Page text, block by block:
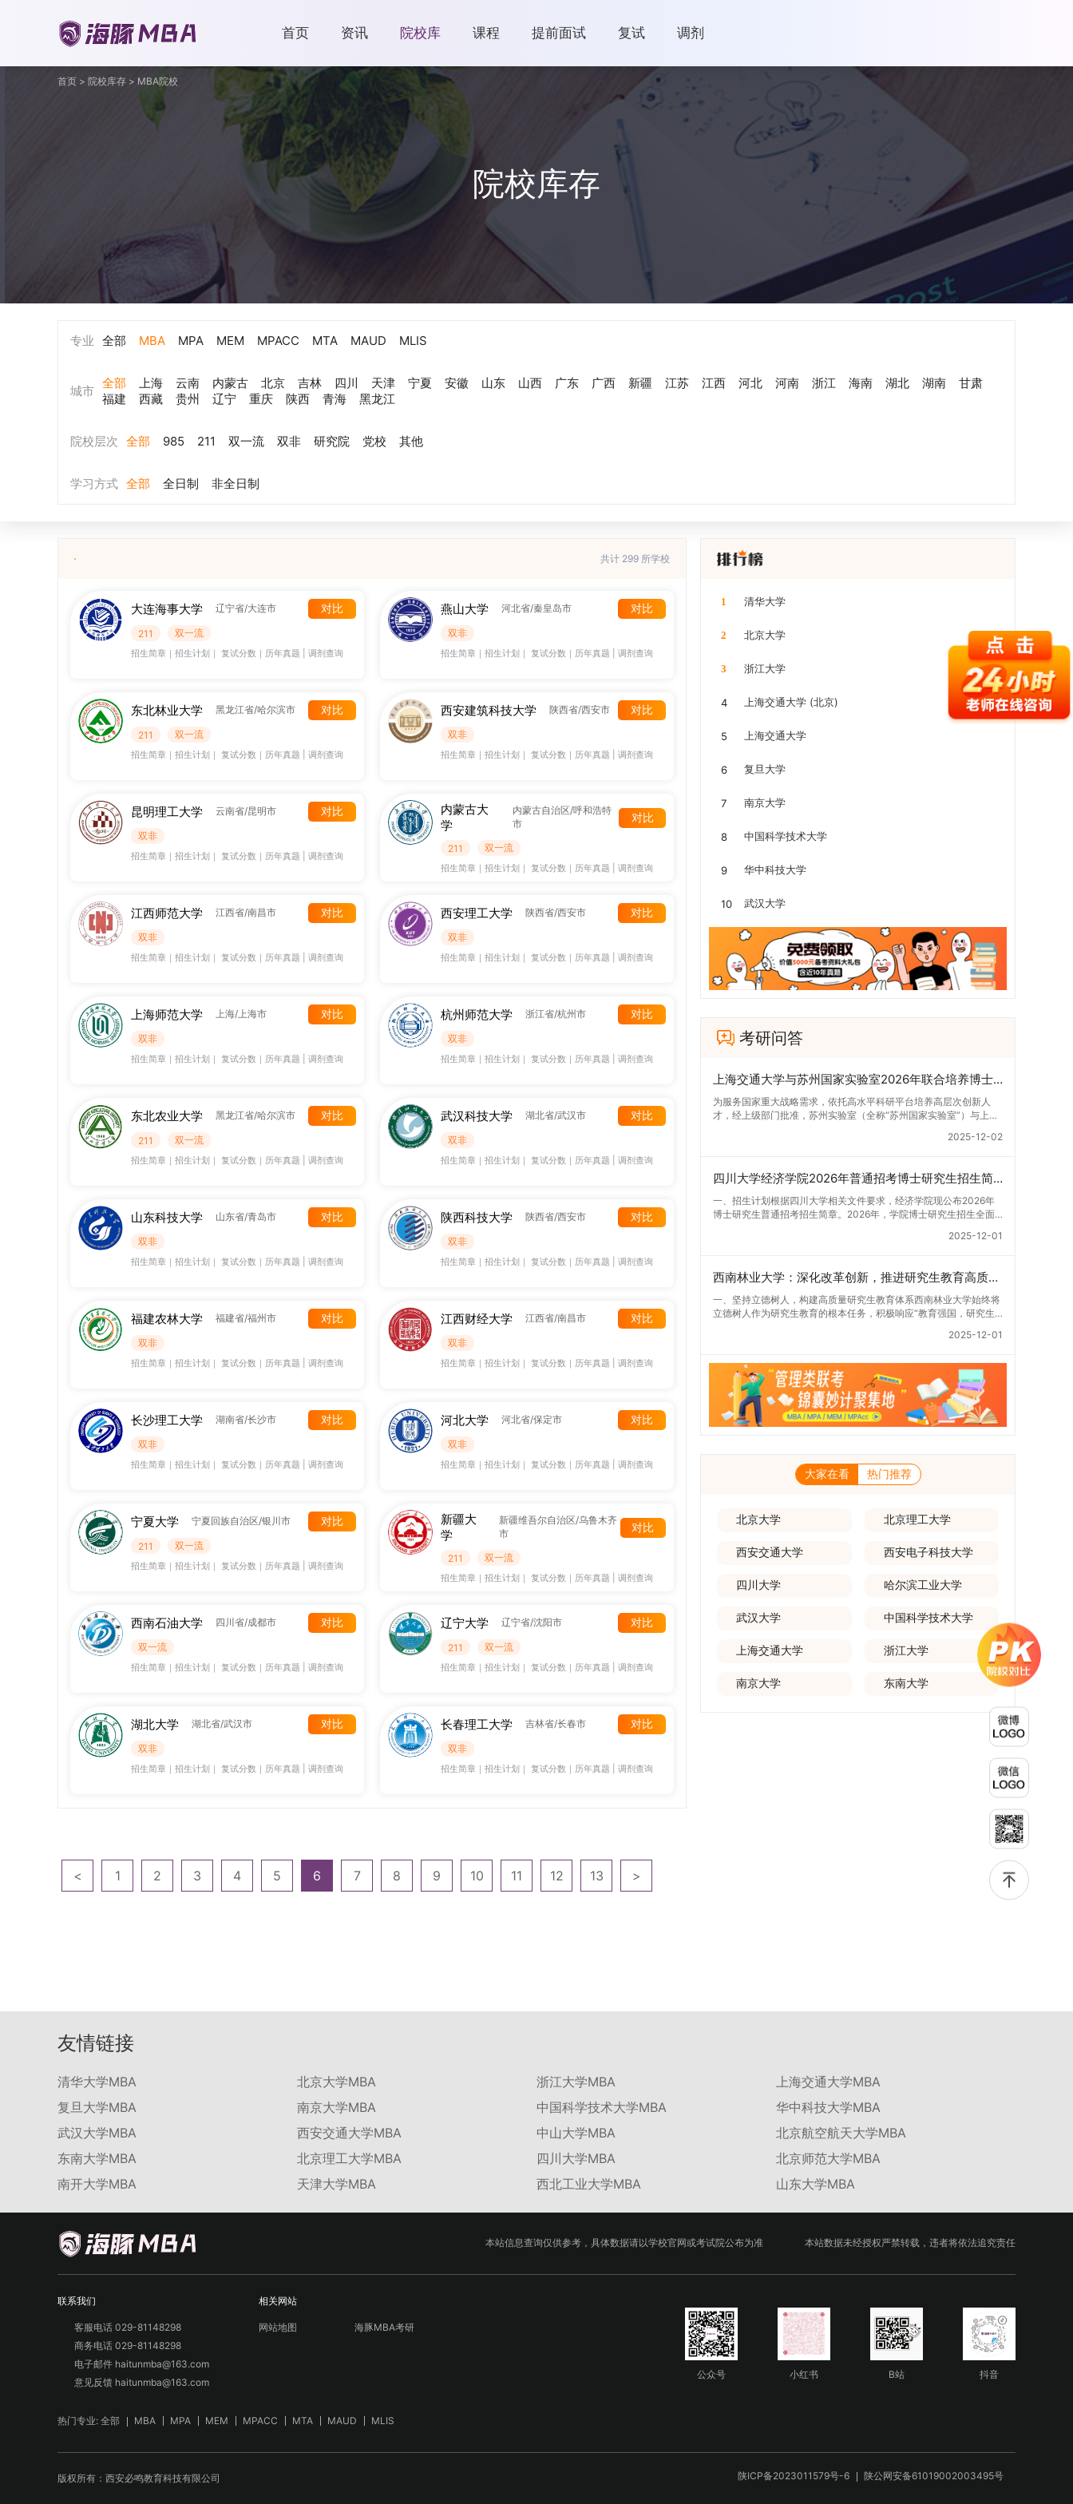
首页 资讯 院校库 课程 提前面试 复试 调剂
首页 > 院校库存 > MBA院校
院校库存
专业 全部 MBA MPA MEM MPACC MTA MAUD MLIS
城市
全部 上海 云南 内蒙古 北京 吉林 四川 天津 宁夏 安徽 山东 山西 广东 广西 新疆 江苏 江西 河北 河南 浙江 海南 湖北 湖南
甘肃
福建
西藏 贵州 辽宁 重庆 陕西 青海 黑龙江
院校层次 全部 985 211 双一流 双非 研究院 党校 其他
学习方式 全部 全日制 非全日制
共计 299 所学校
大连海事大学 辽宁省/大连市 对比
211 双一流
招生简章 ｜ 招生计划 ｜ 复试分数 ｜ 历年真题 调剂查询
燕山大学 河北省/秦皇岛市 对比
双非
招生简章 ｜ 招生计划 ｜ 复试分数 ｜ 历年真题 调剂查询
东北林业大学 黑龙江省/哈尔滨市 对比
211 双一流
招生简章 ｜ 招生计划 ｜ 复试分数 ｜ 历年真题 调剂查询
西安建筑科技大学 陕西省/西安市 对比
双非
招生简章 ｜ 招生计划 ｜ 复试分数 ｜ 历年真题 调剂查询
昆明理工大学 云南省/昆明市 对比
双非
招生简章 ｜ 招生计划 ｜ 复试分数 ｜ 历年真题 调剂查询
内蒙古大
学
内蒙古自治区/呼和浩特
市
对比
211 双一流
招生简章 ｜ 招生计划 ｜ 复试分数 ｜ 历年真题 调剂查询
江西师范大学 江西省/南昌市 对比
双非
招生简章 ｜ 招生计划 ｜ 复试分数 ｜ 历年真题 调剂查询
西安理工大学 陕西省/西安市 对比
双非
招生简章 ｜ 招生计划 ｜ 复试分数 ｜ 历年真题 调剂查询
上海师范大学 上海/上海市 对比
双非
招生简章 ｜ 招生计划 ｜ 复试分数 ｜ 历年真题 调剂查询
杭州师范大学 浙江省/杭州市 对比
双非
招生简章 ｜ 招生计划 ｜ 复试分数 ｜ 历年真题 调剂查询
东北农业大学 黑龙江省/哈尔滨市 对比
211 双一流
招生简章 ｜ 招生计划 ｜ 复试分数 ｜ 历年真题 调剂查询
武汉科技大学 湖北省/武汉市 对比
双非
招生简章 ｜ 招生计划 ｜ 复试分数 ｜ 历年真题 调剂查询
山东科技大学 山东省/青岛市 对比
双非
招生简章 ｜ 招生计划 ｜ 复试分数 ｜ 历年真题 调剂查询
陕西科技大学 陕西省/西安市 对比
双非
招生简章 ｜ 招生计划 ｜ 复试分数 ｜ 历年真题 调剂查询
福建农林大学 福建省/福州市 对比
双非
招生简章 ｜ 招生计划 ｜ 复试分数 ｜ 历年真题 调剂查询
江西财经大学 江西省/南昌市 对比
双非
招生简章 ｜ 招生计划 ｜ 复试分数 ｜ 历年真题 调剂查询
长沙理工大学 湖南省/长沙市 对比
双非
招生简章 ｜ 招生计划 ｜ 复试分数 ｜ 历年真题 调剂查询
河北大学 河北省/保定市 对比
双非
招生简章 ｜ 招生计划 ｜ 复试分数 ｜ 历年真题 调剂查询
宁夏大学 宁夏回族自治区/银川市 对比
211 双一流
招生简章 ｜ 招生计划 ｜ 复试分数 ｜ 历年真题 调剂查询
新疆大
学
新疆维吾尔自治区/乌鲁木齐
市
对比
211 双一流
招生简章 ｜ 招生计划 ｜ 复试分数 ｜ 历年真题 调剂查询
西南石油大学 四川省/成都市 对比
双一流
招生简章 ｜ 招生计划 ｜ 复试分数 ｜ 历年真题 调剂查询
辽宁大学 辽宁省/沈阳市 对比
211 双一流
招生简章 ｜ 招生计划 ｜ 复试分数 ｜ 历年真题 调剂查询
湖北大学 湖北省/武汉市 对比
双非
招生简章 ｜ 招生计划 ｜ 复试分数 ｜ 历年真题 调剂查询
长春理工大学 吉林省/长春市 对比
双非
招生简章 ｜ 招生计划 ｜ 复试分数 ｜ 历年真题 调剂查询
< 1 2 3 4 5 6 7 8 9 10 11 12 13 >
1 清华大学
2 北京大学
3 浙江大学
4 上海交通大学 (北京)
5 上海交通大学
6 复旦大学
7 南京大学
8 中国科学技术大学
9 华中科技大学
10 武汉大学
考研问答
上海交通大学与苏州国家实验室2026年联合培养博士生专项计划招生简章
为服务国家重大战略需求，依托高水平科研平台培养高层次创新人
才，经上级部门批准，苏州实验室（全称“苏州国家实验室”）与上海
目旨在选拔优秀学子，在材料及相关前沿交叉学科领域进行深度培
国家战略发展方向，培育具备科学家素养、创新精神与科研能力，系
统掌握学科前沿知识，能胜任高水平科学研究与技术开发工作的未来
领军人才。二、招生安排（一）招生学科范围涵盖材料科学与工程
（0805）、化学（0703）、电子科学与技术（0809）、材料与化
（二）招生名额2026年度具体招生规模以国家最终下达计划为准，
读与申请-考核制，将根据考生综合素质择优录取。（四）培养类别
（一）学籍管理联合培养学生学籍隶属于上海交通大学，基本修业年
限按该校研究生学籍管理办法执行。（二）培养阶段划分培养过程分
为两个主要阶段：第一阶段于上海交通大学完成课程学习；第二阶段
学位授予要求的，将获发上海交通大学博士研究生毕业证书并授予博
士学位。四、项目特色与支持条件（一）高水平科研平台学生可参与
国家重大科研项目，接触材料领域大科学装置与人工智能辅助研发平
台，获得前沿科研训练条件。（二）优质导师资源由包括院士在内的
资深科研人员组成导师团队，提供高水平学术指导，并支持参与国际
表现优异者，毕业后可优先获得苏州实验室的工作推荐机会。五、申
请条件与报名流程（一）基本申请条件不同选拔方式的申请者需满足
研究生招生的基本条件及各学院补充规定。（二）报名方式所有申请
名：本科直博生须按规定时间登录国家推荐免试服务系统完成志愿填
统，选择“国家实验室联培专项”，并选定名录内交大导师。（三）报
名时间节点本科直博生报名以学校通知为准；硕博连读与申请-考核
年3月15日至4月20日，具体时间以报考学院通知为准。（四）材料
提交申请人须按学校及报考学院要求，如实提交全部申请材料并完成
线上报名程序。六、考核与录取考核工作由上海交通大学相关学院与
苏州实验室联合组织，具体考核形式、内容及流程以学院后续公布的
方案为准。录取时将对考生进行全面考察，学术能力与思想品德并
重，报名及考核期间有违规或学术不端行为者将按有关规定处理。
（二）费用与奖助学费标准按上海交通大学相关规定执行；学生在读
期间享受学校与实验室共同提供的奖助学金待遇。（三）住宿安排课
程学习阶段由学校协调住宿；进入实验室科研阶段后，由苏州实验室
生招生章程及相关细则执行。相关推荐：上海市复旦大学MBA 华东
2025-12-02
四川大学经济学院2026年普通招考博士研究生招生简章
一、招生计划根据四川大学相关文件要求，经济学院现公布2026年
博士研究生普通招考招生简章。2026年，学院博士研究生招生全面
招生计划详见学院官网发布的《四川大学经济学院2026年博士生招
报名情况进行适当调整。除国家专项计划外，我院招收定向就业考生
的比例原则上不超过总计划的5%。全日制定向就业考生在基本修业
年限内须全脱产在校学习。二、报考流程（一）报名资格1.申请人应
拥护中国共产党的领导，品德良好，遵纪守法，身心健康，并满足
具备较强的科研能力，并展现出良好的科研发展潜力。3.提交两份由
中一份必须由报考导师出具。4.以同等学力身份报考者，其科研成果
须同时符合以下两项要求：①以第一作者身份在报考学科领域内发
表期刊文章，其中至少1篇为A级、1篇为B级（期刊等级依据《四川
大学哲学社会科学期刊与应用成果分级方案》认定）；②作为主要
完成人获得省部级二等奖及以上科研成果奖励（以证书为准），其中
的招生章程、简章及专业目录，按规定完成报名及缴费。逾期未完成
视为自动放弃。（三）申请材料提交符合报考条件的考生，需下载并
齐全、顺序正确。所有纸质申请材料及自查表须于2025年12月22日
上午10:00前寄达经济学院研究生招生办公室。重要提示：材料送达
请严格对照材料清单顺序整理提交。材料不全、不符合要求或存在弄
报名信息的真实性和准确性负责，报名信息一经确认提交，不得修
改。如确需修改，须在报名截止前重新填报。三、选拔与录取1.资格
考生报考资格、材料完整性及缴费情况。审查结果预计于2025年12
月下旬在学院网站公布。2.材料评议学院将组织专家组对通过资格审
查的考生材料进行评议并打分，满分为100分。评议结果预计于2026
年1月中上旬公布。学院将根据材料评议成绩及招生计划，确定进入
复试的考生名单。同等学力报考者须参加学校统一组织的政治理论考
试，具体时间地点另行通知，成绩合格线为60分。非同等学力考生无
能力、创新意识及综合素质进行全面考察。复试分为笔试与面试两部
分：笔试科目为“经济学综合”，适用于理论经济学与应用经济学各专
业，形式为闭卷，时长为3小时，满分100分。面试环节要求考生准
备10—15分钟的PPT报告，内容应涵盖个人科研经历、研究成果及博
50%，计算公式为：复试成绩 = (笔试成绩 + 面试成绩) ÷ 2。复试成
绩低于60分者不予录取。同等学力考生复试期间须加试两门本专业硕
士学位主干课程，考试形式为笔试，具体科目见复试通知。4.思想政
治与品德考核复试期间将同步进行思想政治素质和品德考核，重点考
察考生的政治态度、道德品质、诚信状况、遵纪守法表现等。拟录取
名单确定后，学院将向考生所在单位调取人事档案及现实表现材料进
行复核。考核不合格者不予录取。四、录取办法1.考生总成绩由材料
评议成绩和复试成绩加权得出，具体计算公式为：总成绩 = 材料评议
成绩 × 50% + 复试成绩 × 50%。2.录取工作坚持“全面衡量、择优录
2025-12-01
西南林业大学：深化改革创新，推进研究生教育高质量发展
一、坚持立德树人，构建高质量研究生教育体系西南林业大学始终将
立德树人作为研究生教育的根本任务，积极响应“教育强国，研究生
引领研究生思想政治教育，修订并印发了《研究生导师立德树人职责
立德才兼备、科技报国的远大志向，增强社会责任感和人文关怀，促
进个人成长与国家战略需求深度融合。同时，学校制定《关于进一步
加强研究生教育管理工作的实施意见》，强化学风建设，深化科研诚
信与学术道德教育，弘扬科学精神。学校坚持“五育并举”育人理念，
通过德育铸魂、智育启智、体育强身、美育润心、劳育践行，全面培
养全过程。通过修订导师立德树人职责实施细则，明确导师在研究生
成长中的关键角色，推动形成以德为先、科研报国的育人氛围。在加
育、智育、体育、美育和劳育有机融合，构建全面发展的育人体系。
素质，培养具有创新精神、实践能力和社会责任感的时代新人。二、
优化招生与学科结构，服务国家战略需求西南林业大学主动对接国家
生教育服务经济社会发展的能力。目前，学校拥有4个一级学科博士
学位点。“十四五”期间，学校研究生规模实现显著增长，博士研究生
规模增长达211%。在招生宣传方面，学校构建了“网络宣传+AI智能
咨询+现场答疑”三位一体的招生宣传平台，持续推进招生模式改革。
2024年起全面推行“申请-考核”制博士招生，2025年进一步拓展“直
博”“硕博连读”等多元招生渠道。在学科专业调整方面，学校实施存量
专业优化行动，压缩或撤销生源不足专业，将非全日制招生计划向需
物与医药”“低空技术与工程”等新兴专业招生。学校还深化科教融合，
单列专项招生计划，与中国科学院昆明植物研究所、西双版纳热带植
物园等科研机构开展联合培养，探索跨学科、跨机构的研究生培养新
机制。（一）推进招生制度改革与生源质量提升学校建立多元化招生
宣传与咨询平台，提升生源质量。推行“申请-考核”制博士招生，并
拓展直博与硕博连读渠道，增强招生方式的灵活性与针对性。（二）
优化学科专业布局通过撤销合并低效专业、加强社会急需学科建设，
叉学科，推动学科专业体系动态优化。（三）深化科教融合与协同育
人学校与高水平科研机构共建联合培养平台，打破传统院系壁垒，促
进科研资源与人才培养深度融合，提升研究生的科研创新能力与实践
教育、科技、人才协同发展的理念贯穿研究生培养全过程，着力提升
人才自主培养质量。学校实行学术学位与专业学位研究生分类培养，
优化前者课程体系的理论深度，强化后者课程的应用性与实践性。在
力。（二）加强产教融合与平台建设通过科技小院、联合培养基地等
载体，推动校企、校所协同育人，提升研究生解决实际问题的能力。
案例库与优质课程建设为高质量教学提供支撑。（三）支持科研创新
与学术交流学校设立专项科研基金，举办高水平学术讲座，鼓励研究
生参与创新实践。近年来，研究生在论文发表与学科竞赛方面取得一
系列突破，体现了培养质量的显著提升。
2025-12-01
大家在看 热门推荐
北京大学 北京理工大学
西安交通大学 西安电子科技大学
四川大学 哈尔滨工业大学
武汉大学 中国科学技术大学
上海交通大学 浙江大学
南京大学 东南大学
友情链接
清华大学MBA 北京大学MBA 浙江大学MBA
上海交通大学MBA
复旦大学MBA
南京大学MBA 中国科学技术大学MBA
华中科技大学MBA
武汉大学MBA
西安交通大学MBA 中山大学MBA
北京航空航天大学MBA
东南大学MBA
北京理工大学MBA 四川大学MBA
北京师范大学MBA
南开大学MBA
天津大学MBA 西北工业大学MBA 山东大学MBA
本站信息查询仅供参考，具体数据请以学校官网或考试院公布为准 本站数据未经授权严禁转载，违者将依法追究责任
联系我们
客服电话 029-81148298
商务电话 029-81148298
电子邮件 haitunmba@163.com
意见反馈 haitunmba@163.com
相关网站
网站地图 海豚MBA考研
公众号 小红书 B站 抖音
热门专业: 全部 MBA MPA MEM MPACC MTA MAUD MLIS
版权所有：西安必鸣教育科技有限公司 陕ICP备2023011579号-6 陕公网安备61019002003495号